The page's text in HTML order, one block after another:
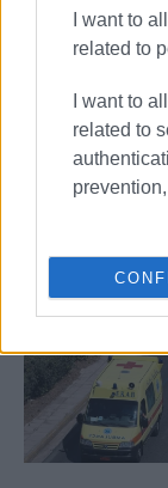
I want to
related to
I want to
related to